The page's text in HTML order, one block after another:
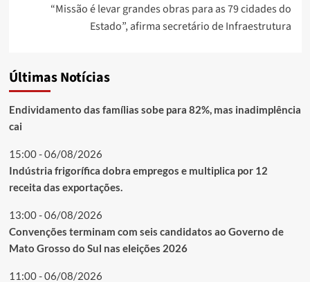
“Missão é levar grandes obras para as 79 cidades do
Estado”, afirma secretário de Infraestrutura
Últimas Notícias
Endividamento das famílias sobe para 82%, mas inadimplência
cai
15:00 - 06/08/2026
Indústria frigorífica dobra empregos e multiplica por 12
receita das exportações.
13:00 - 06/08/2026
Convenções terminam com seis candidatos ao Governo de
Mato Grosso do Sul nas eleições 2026
11:00 - 06/08/2026